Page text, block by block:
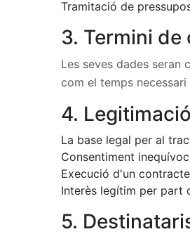
Tramitació de
3. Termini
Les seves dades seran
com el temps
4. Legitimació
La base legal per al
Consentiment inequívoc
Execució d'un contracte
Interès legítim per part
5.